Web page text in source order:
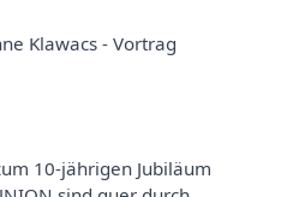
Klawacs - Vortrag
10-jährigen Jubiläum